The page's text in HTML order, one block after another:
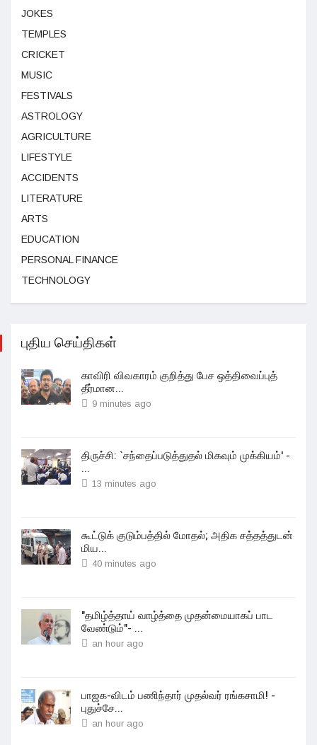
JOKES
TEMPLES
CRICKET
MUSIC
FESTIVALS
ASTROLOGY
AGRICULTURE
LIFESTYLE
ACCIDENTS
LITERATURE
ARTS
EDUCATION
PERSONAL FINANCE
TECHNOLOGY
புதிய செய்திகள்
காவிரி விவகாரம் குறித்து பேச ஒத்திவைப்புத்
தீர்மான...
9 minutes ago
திருச்சி: `சந்தைப்படுத்துதல் மிகவும் முக்கியம்' -
...
13 minutes ago
கூட்டுக் குடும்பத்தில் மோதல்; அதிக சத்தத்துடன்
மிய...
40 minutes ago
"தமிழ்த்தாய் வாழ்த்தை முதன்மையாகப் பாட
வேண்டும்"- ...
an hour ago
பாஜக-விடம் பணிந்தார் முதல்வர் ரங்கசாமி! -
புதுச்சே...
an hour ago